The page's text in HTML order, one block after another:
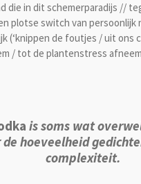
die in dit schemerparadijs //
plotse switch van persoonlijk
(‘knippen de foutjes / uit ons
/ tot de plantenstress
is soms wat
de hoeveelheid
complexiteit.